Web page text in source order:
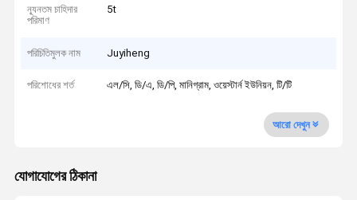
ন্যূনতম চাহিদার
পরিমাণ
5t
পরিচিতিমুলক নাম Juyiheng
পরিশোধের শর্ত এল/সি, ডি/এ, ডি/পি, মানিগ্রাম, ওয়েস্টার্ন ইউনিয়ন, টি/টি
আরো দেখুন
যোগাযোগের ঠিকানা